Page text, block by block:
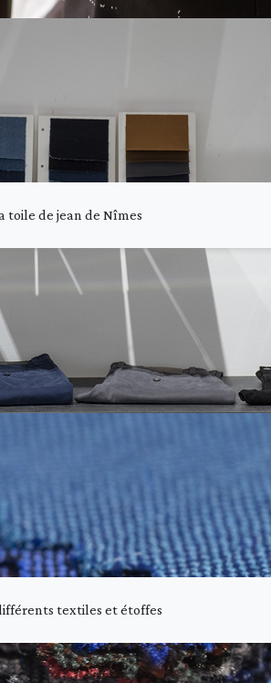
toile de jean de Nîmes
textiles et étoffes